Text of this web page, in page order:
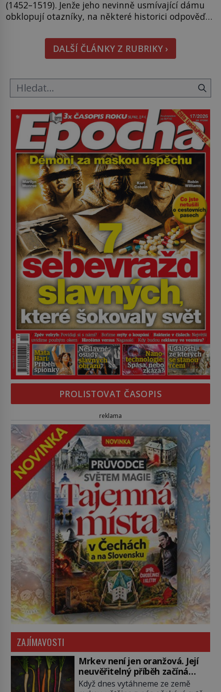
(1452–1519). Jenže jeho nevinně usmívající dámu
obklopují otazníky, na některé historici odpověď
pověsil Napoleon? Samotný císař Napoleon
Bonaparte (1769–1821) má pro malbu slabost, a
tak si ji ještě jako první konzul přemístí do své
DALŠÍ ČLÁNKY Z RUBRIKY ›
PROLISTOVAT ČASOPIS
reklama
ZAJÍMAVOSTI
Mrkev není jen oranžová. Její
neuvěřitelný příběh začíná
fialovou barvou
Když dnes vytáhneme ze země